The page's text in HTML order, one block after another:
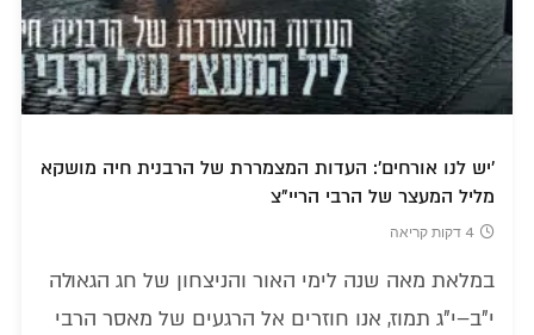
'יש לנו אורחים': העדות המצמררת של הרבנית חיה מושקא
מליל המעצר של הרבי הריי"צ
4 דקות קריאה
במלאת מאה שנה לימי האור והניצחון של חג הגאולה
י"ב–י"ג תמוז, אנו חוזרים אל הרגעים של מאסר הרבי